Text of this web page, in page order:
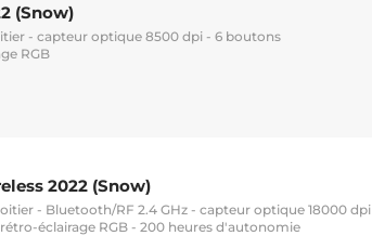
(Snow)
- capteur optique 8500 dpi - 6 boutons
RGB
2022 (Snow)
- Bluetooth/RF 2.4 GHz - capteur optique 18000 dpi
éclairage RGB - 200 heures d'autonomie